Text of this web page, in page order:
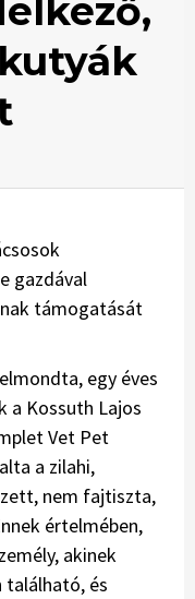
gazdával
támogatását
egy éves
Kossuth Lajos
Vet Pet
a zilahi,
nem fajtiszta,
értelmében,
akinek
található, és